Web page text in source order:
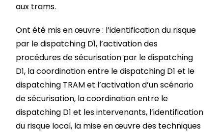
aux trams.
Ont été mis en œuvre : l’identification du risque
par le dispatching D1, l’activation des
procédures de sécurisation par le dispatching
D1, la coordination entre le dispatching D1 et le
dispatching TRAM et l’activation d’un scénario
de sécurisation, la coordination entre le
dispatching D1 et les intervenants, l’identification
du risque local, la mise en œuvre des techniques